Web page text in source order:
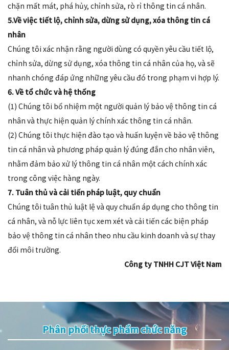
chặn mất mát, phá hủy, chỉnh sửa, rò rỉ thông tin cá nhân.
5.Về việc tiết lộ, chỉnh sửa, dừng sử dụng, xóa thông tin cá
nhân
Chúng tôi xác nhận rằng người dùng có quyền yêu cầu tiết lộ,
chỉnh sửa, dừng sử dụng, xóa thông tin cá nhân của họ, và sẽ
nhanh chóng đáp ứng những yêu cầu đó trong phạm vi hợp lý.
6. Về tổ chức và hệ thống
(1) Chúng tôi bổ nhiệm một người quản lý bảo vệ thông tin cá
nhân và thực hiện quản lý chính xác thông tin cá nhân.
(2) Chúng tôi thực hiện đào tạo và huấn luyện về bảo vệ thông
tin cá nhân và phương pháp quản lý đúng đắn cho nhân viên,
nhằm đảm bảo xử lý thông tin cá nhân một cách chính xác
trong công việc hàng ngày.
7. Tuân thủ và cải tiến pháp luật, quy chuẩn
Chúng tôi tuân thủ luật lệ và quy chuẩn áp dụng cho thông tin
cá nhân, và nỗ lực liên tục xem xét và cải tiến các biện pháp
bảo vệ thông tin cá nhân theo nhu cầu kinh doanh và sự thay
đổi môi trường.
Công ty TNHH CJT Việt Nam
Phân phối thực phẩm chức năng